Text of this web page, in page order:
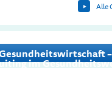
Alle
im